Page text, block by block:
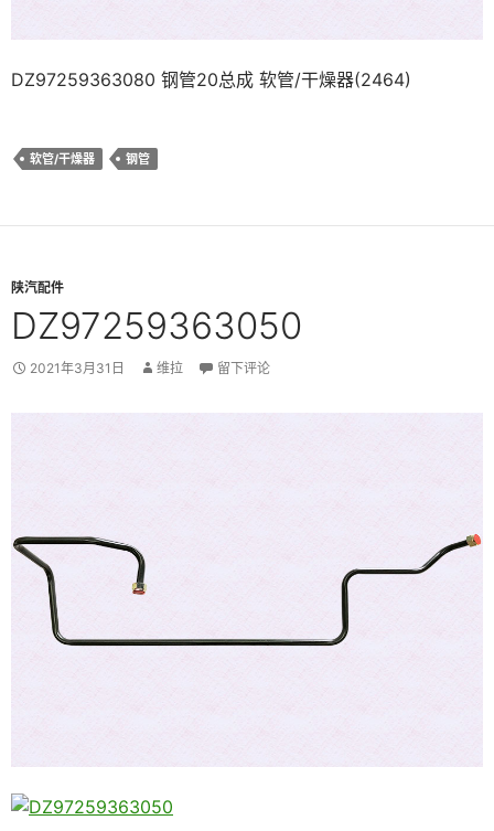
DZ97259363080 钢管20总成 软管/干燥器(2464)
软管/干燥器 钢管
陕汽配件
DZ97259363050
2021年3月31日 维拉 留下评论